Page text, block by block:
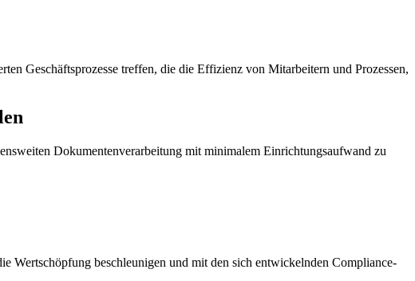
Geschäftsprozesse treffen, die die Effizienz von Mitarbeitern und Prozessen,
Dokumentenverarbeitung mit minimalem Einrichtungsaufwand zu
Wertschöpfung beschleunigen und mit den sich entwickelnden Compliance-